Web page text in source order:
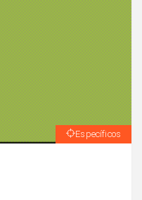
Específicos